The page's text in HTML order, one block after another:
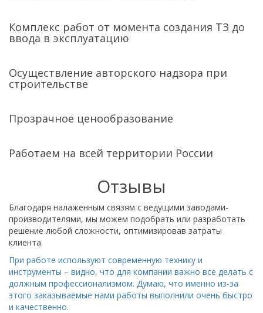
Комплекс работ от момента создания ТЗ до
ввода в эксплуатацию
Осуществление авторского надзора при
строительстве
Прозрачное ценообразование
Работаем на всей территории России
Отзывы
Благодаря налаженным связям с ведущими заводами-
производителями, мы можем подобрать или разработать
решение любой сложности, оптимизировав затраты
клиента.
При работе используют современную технику и
инструменты – видно, что для компании важно все делать с
должным профессионализмом. Думаю, что именно из-за
этого заказываемые нами работы выполнили очень быстро
и качественно.